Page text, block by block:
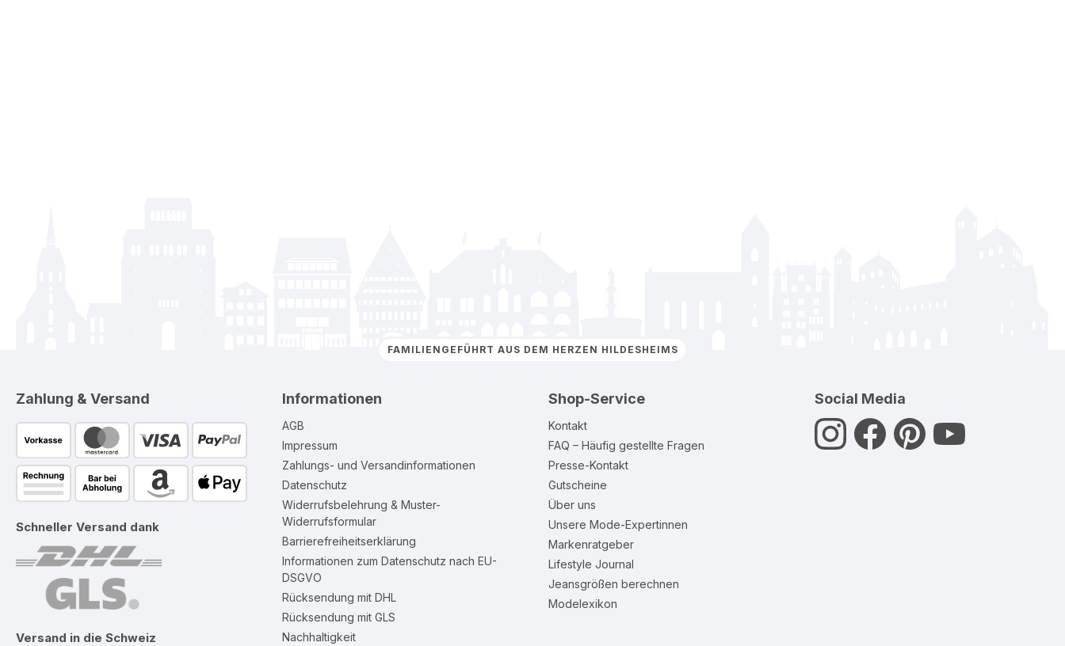
FAMILIENGEFÜHRT AUS DEM HERZEN HILDESHEIMS
Zahlung & Versand
Schneller Versand dank
Versand in die Schweiz
Informationen
AGB
Impressum
Zahlungs- und Versandinformationen
Datenschutz
Widerrufsbelehrung & Muster-
Widerrufsformular
Barrierefreiheitserklärung
Informationen zum Datenschutz nach EU-
DSGVO
Rücksendung mit DHL
Rücksendung mit GLS
Nachhaltigkeit
Shop-Service
Kontakt
FAQ – Häufig gestellte Fragen
Presse-Kontakt
Gutscheine
Über uns
Unsere Mode-Expertinnen
Markenratgeber
Lifestyle Journal
Jeansgrößen berechnen
Modelexikon
Social Media